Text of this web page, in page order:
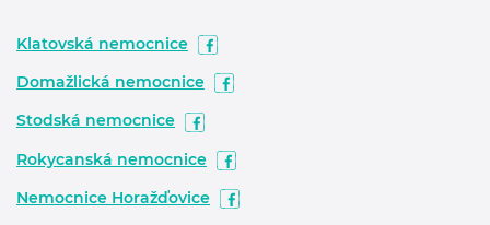
Klatovská nemocnice
Domažlická nemocnice
Stodská nemocnice
Rokycanská nemocnice
Nemocnice Horažďovice